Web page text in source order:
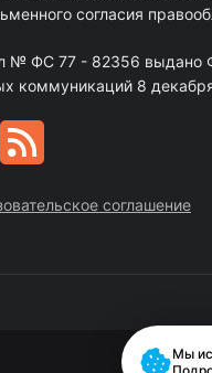
согласия
№ ФС 77 - 82356 выдано
коммуникаций 8
соглашение
Мы